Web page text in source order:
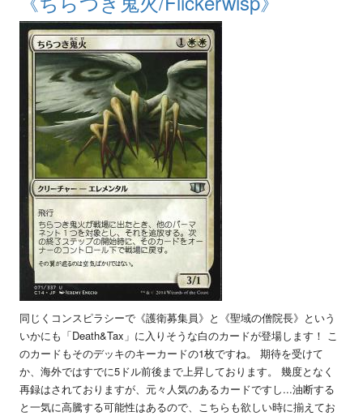
同じくコンスピラシーで《護衛募集員》と《聖域の僧院長》という
いかにも「Death&Tax」に入りそうな白のカードが登場します！ こ
のカードもそのデッキのキーカードの1枚ですね。 期待を受けて
か、海外ではすでに5ドル前後まで上昇しております。 幾度となく
再録はされておりますが、元々人気のあるカードですし...油断する
と一気に高騰する可能性はあるので、こちらも欲しい時に揃えてお